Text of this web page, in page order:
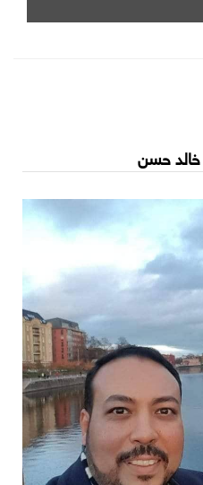
خالد حسن